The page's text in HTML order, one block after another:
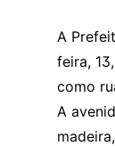
A
feira,
como
A